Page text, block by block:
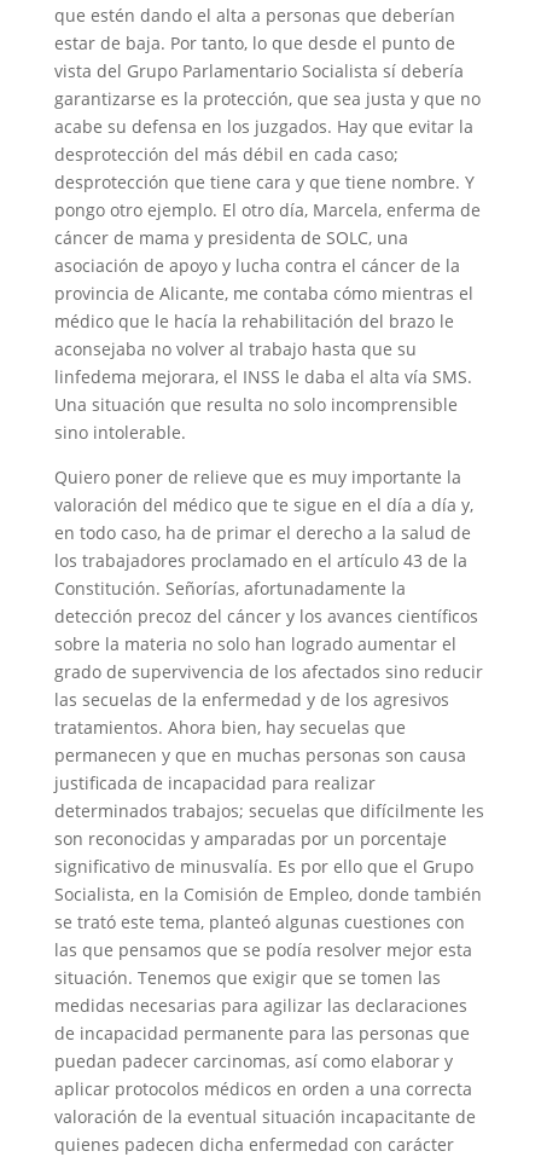
que estén dando el alta a personas que deberían
estar de baja. Por tanto, lo que desde el punto de
vista del Grupo Parlamentario Socialista sí debería
garantizarse es la protección, que sea justa y que no
acabe su defensa en los juzgados. Hay que evitar la
desprotección del más débil en cada caso;
desprotección que tiene cara y que tiene nombre. Y
pongo otro ejemplo. El otro día, Marcela, enferma de
cáncer de mama y presidenta de SOLC, una
asociación de apoyo y lucha contra el cáncer de la
provincia de Alicante, me contaba cómo mientras el
médico que le hacía la rehabilitación del brazo le
aconsejaba no volver al trabajo hasta que su
linfedema mejorara, el INSS le daba el alta vía SMS.
Una situación que resulta no solo incomprensible
sino intolerable.
Quiero poner de relieve que es muy importante la
valoración del médico que te sigue en el día a día y,
en todo caso, ha de primar el derecho a la salud de
los trabajadores proclamado en el artículo 43 de la
Constitución. Señorías, afortunadamente la
detección precoz del cáncer y los avances científicos
sobre la materia no solo han logrado aumentar el
grado de supervivencia de los afectados sino reducir
las secuelas de la enfermedad y de los agresivos
tratamientos. Ahora bien, hay secuelas que
permanecen y que en muchas personas son causa
justificada de incapacidad para realizar
determinados trabajos; secuelas que difícilmente les
son reconocidas y amparadas por un porcentaje
significativo de minusvalía. Es por ello que el Grupo
Socialista, en la Comisión de Empleo, donde también
se trató este tema, planteó algunas cuestiones con
las que pensamos que se podía resolver mejor esta
situación. Tenemos que exigir que se tomen las
medidas necesarias para agilizar las declaraciones
de incapacidad permanente para las personas que
puedan padecer carcinomas, así como elaborar y
aplicar protocolos médicos en orden a una correcta
valoración de la eventual situación incapacitante de
quienes padecen dicha enfermedad con carácter